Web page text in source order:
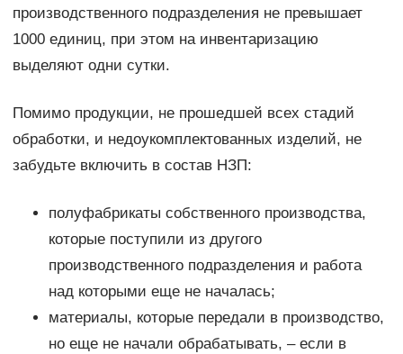
производственного подразделения не превышает
1000 единиц, при этом на инвентаризацию
выделяют одни сутки.
Помимо продукции, не прошедшей всех стадий
обработки, и недоукомплектованных изделий, не
забудьте включить в состав НЗП:
полуфабрикаты собственного производства,
которые поступили из другого
производственного подразделения и работа
над которыми еще не началась;
материалы, которые передали в производство,
но еще не начали обрабатывать, – если в